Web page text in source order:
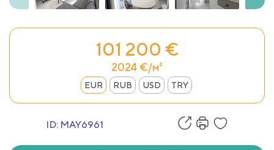
101 200 €
2024 €/м²
EUR RUB USD TRY
ID: MAY6961